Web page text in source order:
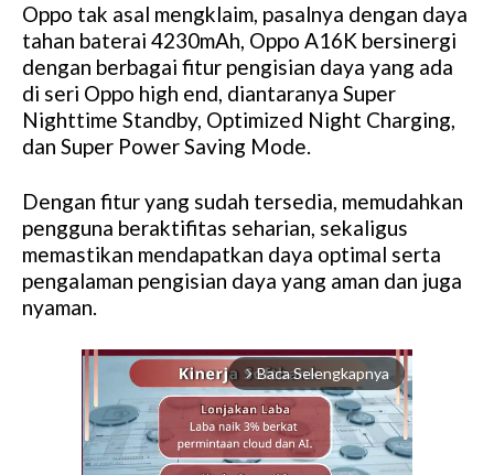
Oppo tak asal mengklaim, pasalnya dengan daya
tahan baterai 4230mAh, Oppo A16K bersinergi
dengan berbagai fitur pengisian daya yang ada
di seri Oppo high end, diantaranya Super
Nighttime Standby, Optimized Night Charging,
dan Super Power Saving Mode.
Dengan fitur yang sudah tersedia, memudahkan
pengguna beraktifitas seharian, sekaligus
memastikan mendapatkan daya optimal serta
pengalaman pengisian daya yang aman dan juga
nyaman.
arrow_forward_ios Baca Selengkapnya